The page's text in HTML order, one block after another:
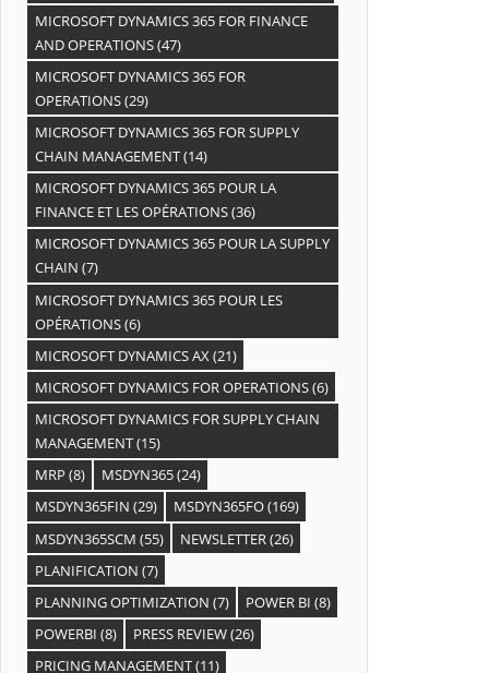
MICROSOFT DYNAMICS 365 FOR FINANCE
AND OPERATIONS(47)
MICROSOFT DYNAMICS 365 FOR
OPERATIONS(29)
MICROSOFT DYNAMICS 365 FOR SUPPLY
CHAIN MANAGEMENT(14)
MICROSOFT DYNAMICS 365 POUR LA
FINANCE ET LES OPÉRATIONS(36)
MICROSOFT DYNAMICS 365 POUR LA SUPPLY
CHAIN (7)
MICROSOFT DYNAMICS 365 POUR LES
OPÉRATIONS(6)
MICROSOFT DYNAMICS AX(21)
MICROSOFT DYNAMICS FOR OPERATIONS(6)
MICROSOFT DYNAMICS FOR SUPPLY CHAIN
MANAGEMENT(15)
MRP (8) MSDYN365(24)
MSDYN365FIN (29) MSDYN365FO(169)
MSDYN365SCM (55) NEWSLETTER(26)
PLANIFICATION (7)
PLANNING OPTIMIZATION (7) POWER BI (8)
POWERBI (8) PRESS REVIEW(26)
PRICING MANAGEMENT(11)